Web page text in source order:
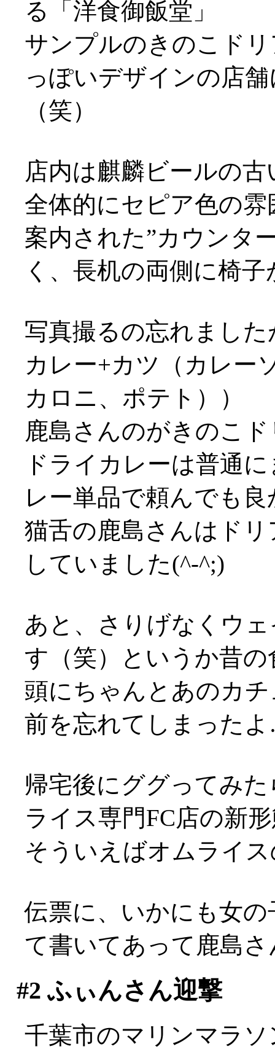
る「洋食御飯堂」
サンプルのきのこド
っぽいデザインの店
（笑）
店内は麒麟ビールの
全体的にセピア色の雰
案内された”カウンタ
く、長机の両側に椅
写真撮るの忘れまし
カレー+カツ（カレー
カロニ、ポテト））
鹿島さんのがきのこ
ドライカレーは普通
レー単品で頼んでも
猫舌の鹿島さんはド
していました(^-^;)
あと、さりげなくウ
す（笑）というか昔
頭にちゃんとあのカ
前を忘れてしまった
帰宅後にググってみ
ライス専門FC店の新
そういえばオムライ
伝票に、いかにも女
て書いてあって鹿島
#2 ふぃんさん迎撃
千葉市のマリンマラ